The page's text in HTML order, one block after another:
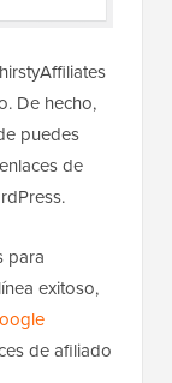
De hecho,
puedes
de
para
exitoso,
de afiliado